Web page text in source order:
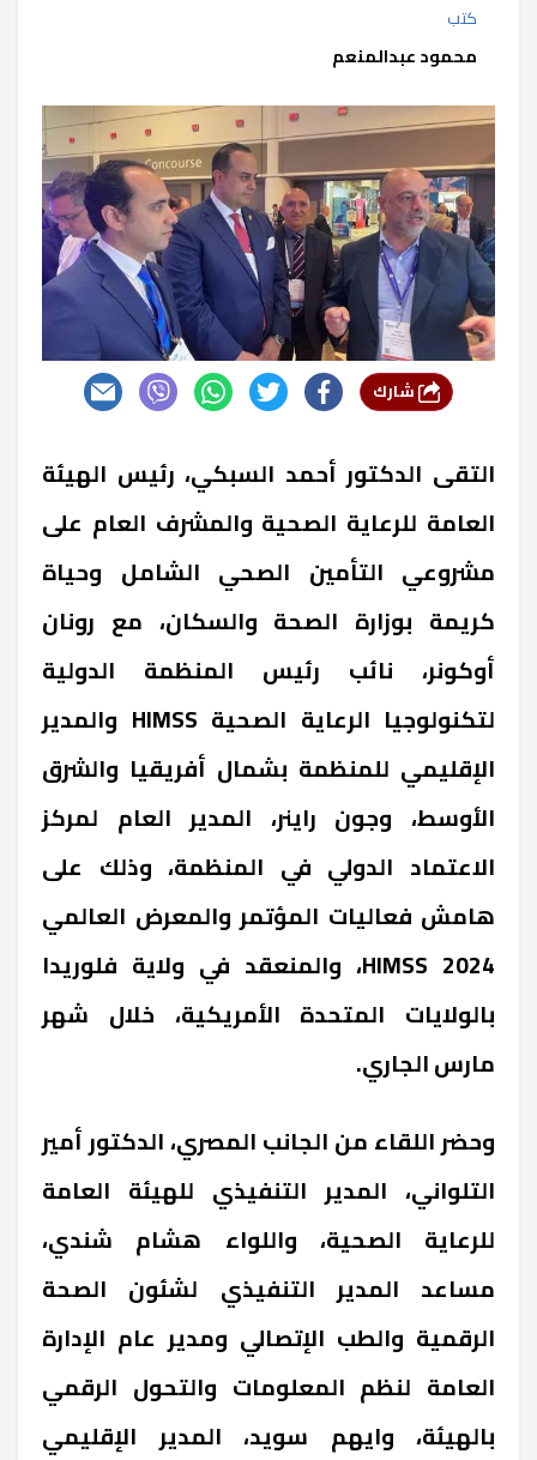
كتب
محمود عبدالمنعم
التقى الدكتور أحمد السبكي، رئيس الهيئة
العامة للرعاية الصحية والمشرف العام على
مشروعي التأمين الصحي الشامل وحياة
كريمة بوزارة الصحة والسكان، مع رونان
أوكونر، نائب رئيس المنظمة الدولية
لتكنولوجيا الرعاية الصحية HIMSS والمدير
الإقليمي للمنظمة بشمال أفريقيا والشرق
الأوسط، وجون راينر، المدير العام لمركز
الاعتماد الدولي في المنظمة، وذلك على
هامش فعاليات المؤتمر والمعرض العالمي
HIMSS 2024، والمنعقد في ولاية فلوريدا
بالولايات المتحدة الأمريكية، خلال شهر
مارس الجاري.
وحضر اللقاء من الجانب المصري، الدكتور أمير
التلواني، المدير التنفيذي للهيئة العامة
للرعاية الصحية، واللواء هشام شندي،
مساعد المدير التنفيذي لشئون الصحة
الرقمية والطب الإتصالي ومدير عام الإدارة
العامة لنظم المعلومات والتحول الرقمي
بالهيئة، وايهم سويد، المدير الإقليمي